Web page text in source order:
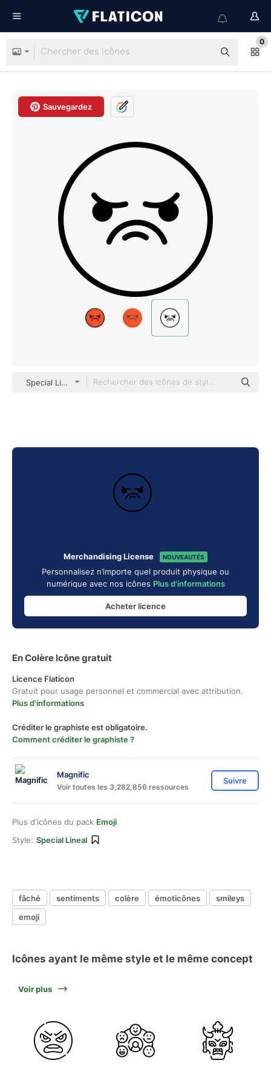
0
Sauvegardez
Special Lineal
Merchandising License NOUVEAUTÉS
Personnalisez n’importe quel produit physique ou
numérique avec nos icônes Plus d'informations
Acheter licence
En Colère Icône gratuit
Licence Flaticon
Gratuit pour usage personnel et commercial avec attribution.
Plus d'informations
Créditer le graphiste est obligatoire.
Comment créditer le graphiste ?
Magnific
Voir toutes les 3,282,856 ressources
Suivre
Plus d'icônes du pack Emoji
Style: Special Lineal
fâché sentiments colère émoticônes
smileys
emoji
Icônes ayant le même style et le même concept
Voir plus